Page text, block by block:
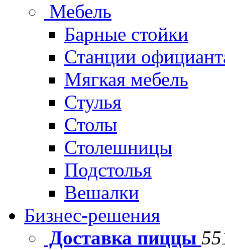
Мебель
Барные стойки
Станции
Мягкая мебель
Стулья
Столы
Столешницы
Подстолья
Вешалки
Бизнес-решения
Доставка пиццы